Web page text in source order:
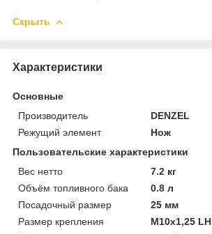
Скрыть
Характеристики
Основные
Производитель
DENZEL
Режущий элемент
Нож
Пользовательские характеристики
Вес нетто
7.2 кг
Объём топливного бака
0.8 л
Посадочный размер
25 мм
Размер крепления
М10х1,25 LH